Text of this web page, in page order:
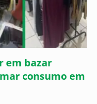
em bazar
consumo em